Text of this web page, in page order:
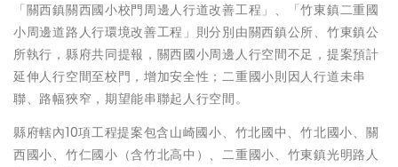
「關西鎮關西國小校門周邊人行道改善工程」、「竹東鎮二重國
小周邊道路人行環境改善工程」則分別由關西鎮公所、竹東鎮公
所執行，縣府共同提報，關西國小周邊人行空間不足，提案預計
延伸人行空間至校門，增加安全性；二重國小則因人行道未串
聯、路幅狹窄，期望能串聯起人行空間。
縣府轄內10項工程提案包含山崎國小、竹北國中、竹北國小、關
西國小、竹仁國小（含竹北高中）、二重國小、竹東鎮光明路人